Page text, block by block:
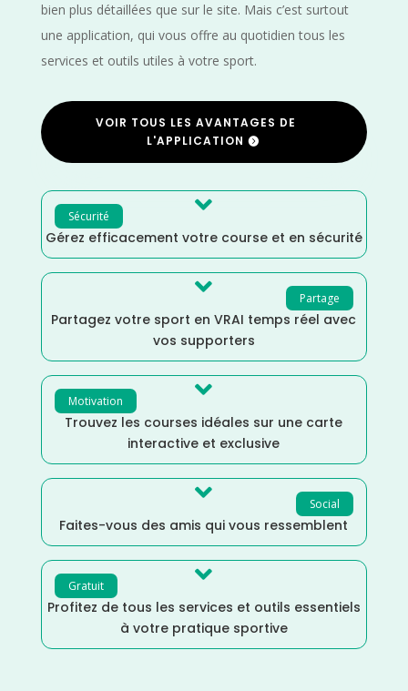
bien plus détaillées que sur le site. Mais c’est surtout
une application, qui vous offre au quotidien tous les
services et outils utiles à votre sport.
VOIR TOUS LES AVANTAGES DE
L'APPLICATION
Sécurité 
Gérez efficacement votre course et en sécurité
Partage

Partagez votre sport en VRAI temps réel avec
vos supporters
Motivation 
Trouvez les courses idéales sur une carte
interactive et exclusive
Social

Faites-vous des amis qui vous ressemblent
Gratuit 
Profitez de tous les services et outils essentiels
à votre pratique sportive